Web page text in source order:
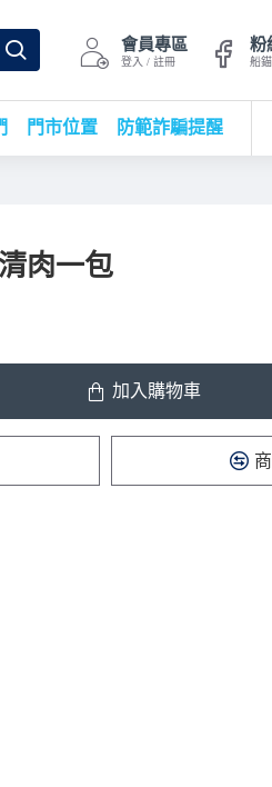
會員專區
登入 / 註冊
粉
船
門市位置 防範詐騙提醒
肉一包
加入購物車